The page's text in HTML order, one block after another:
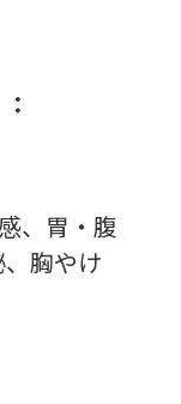
、胃・腹
胸やけ